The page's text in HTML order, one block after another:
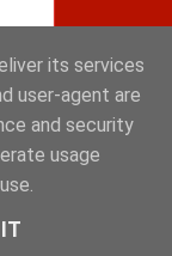
its services
user-agent are
and security
usage